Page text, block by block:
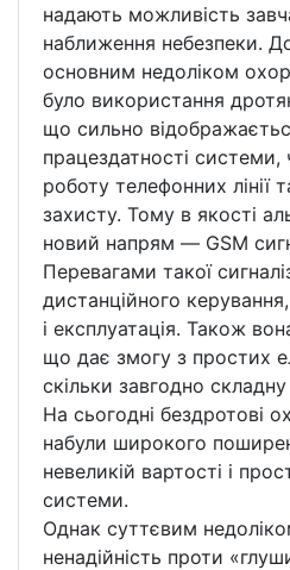
надають можливість
наближення небезпеки.
основним недоліком
було використання
що сильно
працездатності системи,
роботу телефонних лінії
захисту. Тому в якості
новий напрям — GSM
Перевагами такої
дистанційного
і експлуатація. Також
що дає змогу з простих
скільки завгодно
На сьогодні бездротові
набули широкого
невеликій вартості і
системи.
Однак суттєвим
ненадійність проти